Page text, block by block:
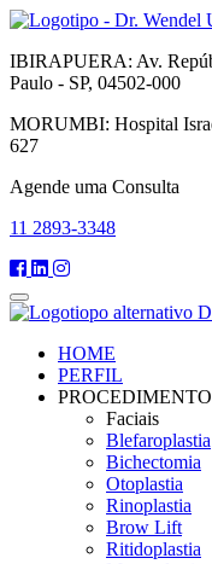
IBIRAPUERA: Av.
Paulo - SP, 04502-000
MORUMBI: Hospital
627
Agende uma Consulta
11 2893-3348
HOME
PERFIL
Faciais
Blefaroplastia
Bichectomia
Otoplastia
Rinoplastia
Brow Lift
Ritidoplastia